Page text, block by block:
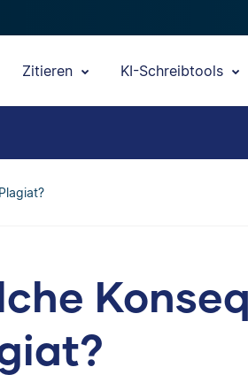
Zitieren KI-Schreibtools